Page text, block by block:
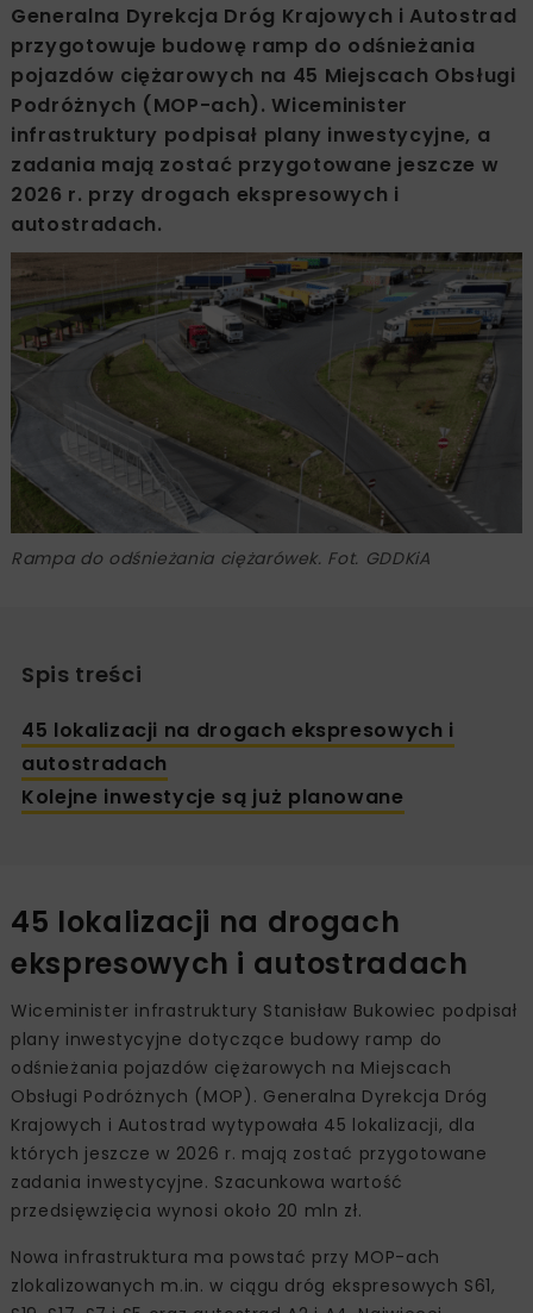
Generalna Dyrekcja Dróg Krajowych i Autostrad
przygotowuje budowę ramp do odśnieżania
pojazdów ciężarowych na 45 Miejscach Obsługi
Podróżnych (MOP-ach). Wiceminister
infrastruktury podpisał plany inwestycyjne, a
zadania mają zostać przygotowane jeszcze w
2026 r. przy drogach ekspresowych i
autostradach.
Rampa do odśnieżania ciężarówek. Fot. GDDKiA
Spis treści
45 lokalizacji na drogach ekspresowych i
autostradach
Kolejne inwestycje są już planowane
45 lokalizacji na drogach
ekspresowych i autostradach
Wiceminister infrastruktury Stanisław Bukowiec podpisał
plany inwestycyjne dotyczące budowy ramp do
odśnieżania pojazdów ciężarowych na Miejscach
Obsługi Podróżnych (MOP). Generalna Dyrekcja Dróg
Krajowych i Autostrad wytypowała 45 lokalizacji, dla
których jeszcze w 2026 r. mają zostać przygotowane
zadania inwestycyjne. Szacunkowa wartość
przedsięwzięcia wynosi około 20 mln zł.
Nowa infrastruktura ma powstać przy MOP-ach
zlokalizowanych m.in. w ciągu dróg ekspresowych S61,